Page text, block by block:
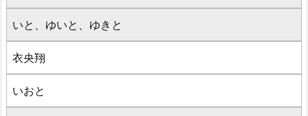
いと、ゆいと、ゆきと
衣央翔
いおと